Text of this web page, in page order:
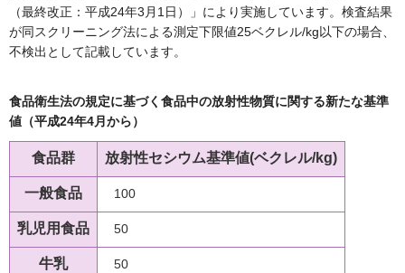
（最終改正：平成24年3月1日）」により実施しています。検査結果
が同スクリーニング法による測定下限値25ベクレル/kg以下の場合、
不検出として記載しています。
食品衛生法の規定に基づく食品中の放射性物質に関する新たな基準
値（平成24年4月から）
食品群 放射性セシウム基準値(ベクレル/kg)
一般食品 100
乳児用食品 50
牛乳 50